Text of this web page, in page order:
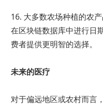
16. 大多数农场种植的农
在区块链数据库中进行日
费者提供更明智的选择。
未来的医疗
对于偏远地区或农村而言